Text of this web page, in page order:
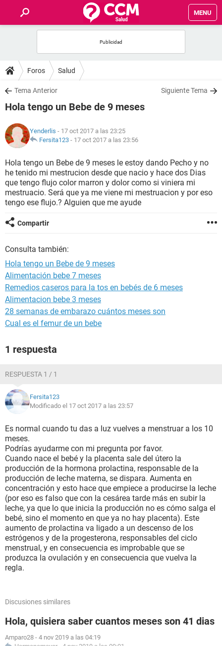
MENU
FOROS
SALUD
NUTRICIÓN
BIENESTAR
SEXUALIDAD
GLOSARIO
Foros Salud
Tema Anterior Siguiente Tema
Hola tengo un Bebe de 9 meses
Yenderlis - 17 oct 2017 a las 23:25
Fersita123 - 17 oct 2017 a las 23:56
Hola tengo un Bebe de 9 meses le estoy dando Pecho y no
he tenido mi mestrucion desde que nacio y hace dos Dias
que tengo flujo color marron y dolor como si viniera mi
mestruacio. Será que ya me viene mi mestruacion y por eso
tengo ese flujo.? Alguien que me ayude
Compartir
Consulta también:
Hola tengo un Bebe de 9 meses
Alimentación bebe 7 meses
Remedios caseros para la tos en bebés de 6 meses
Alimentacion bebe 3 meses
28 semanas de embarazo cuántos meses son
Cual es el femur de un bebe
1 respuesta
RESPUESTA 1 / 1
Fersita123
Modificado el 17 oct 2017 a las 23:57
Es normal cuando tu das a luz vuelves a menstruar a los 10
meses.
Podrías ayudarme con mi pregunta por favor.
Cuando nace el bebé y la placenta sale del útero la
producción de la hormona prolactina, responsable de la
producción de leche materna, se dispara. Aumenta en
concentración y esto hace que empiece a producirse la leche
(por eso es falso que con la cesárea tarde más en subir la
leche, ya que lo que inicia la producción no es cómo salga el
bebé, sino el momento en que ya no hay placenta). Este
aumento de prolactina va ligado a un descenso de los
estrógenos y de la progesterona, responsables del ciclo
menstrual, y en consecuencia es improbable que se
produzca la ovulación y en consecuencia que vuelva la
regla.
Discusiones similares
Hola, quisiera saber cuantos meses son 41 dias
Amparo28 - 4 nov 2019 a las 04:19